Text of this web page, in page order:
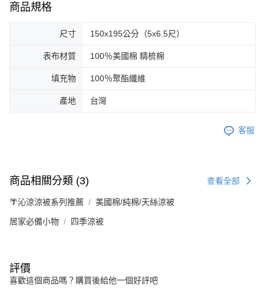
商品規格
尺寸 150x195公分（5x6.5尺）
表布材質 100％美國棉 精梳棉
填充物 100％聚酯纖維
產地 台灣
客服
商品相關分類 (3) 查看全部
🌴沁涼涼被系列推薦 美國棉/純棉/天絲涼被
居家必備小物 四季涼被
評價
喜歡這個商品嗎？購買後給他一個好評吧